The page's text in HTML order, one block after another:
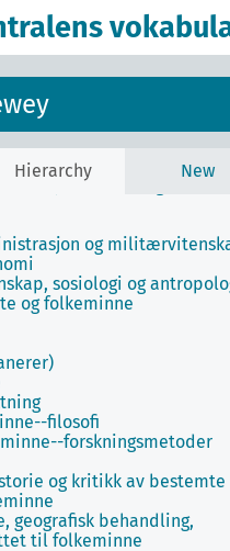
Hierarchy New
Etniske og nasjonale
og
og
sosiologi og
og folkeminne
filosofi
forskningsmetoder
og kritikk av bestemte
geografisk behandling,
til folkeminne